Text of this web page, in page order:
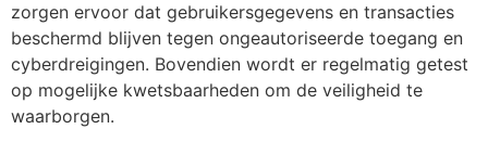
zorgen ervoor dat gebruikersgegevens en transacties
beschermd blijven tegen ongeautoriseerde toegang en
cyberdreigingen. Bovendien wordt er regelmatig getest
op mogelijke kwetsbaarheden om de veiligheid te
waarborgen.